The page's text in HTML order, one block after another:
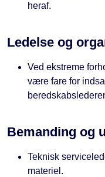
heraf.
Ledelse og
Ved ekstreme
være fare for
Bemanding og
Teknisk
materiel.